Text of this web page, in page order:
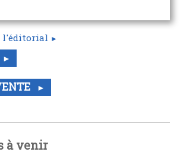
l'éditorial
à venir